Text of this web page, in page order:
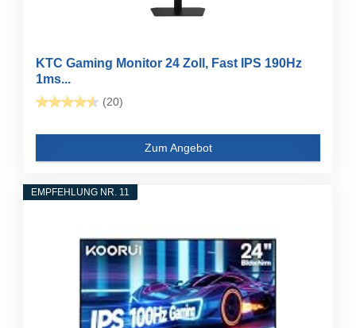
KTC Gaming Monitor 24 Zoll, Fast IPS 190Hz
1ms...
(20)
Zum Angebot
EMPFEHLUNG NR. 11